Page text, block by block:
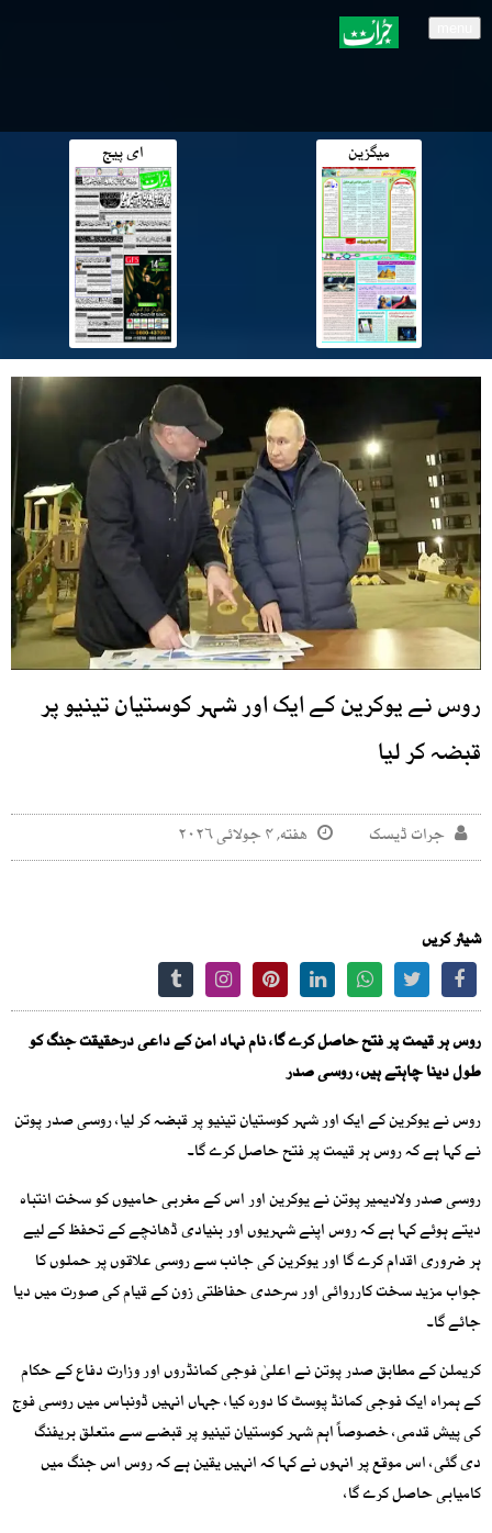
میگزین ای پیج
روس نے یوکرین کے ایک اور شہر کوستیان تینیو پر
قبضہ کر لیا
جرات ڈیسک هفته, ۴ جولائی ۲۰۲۶
شیئر کریں
روس ہر قیمت پر فتح حاصل کرے گا، نام نہاد امن کے داعی درحقیقت جنگ کو
طول دینا چاہتے ہیں، روسی صدر
روس نے یوکرین کے ایک اور شہر کوستیان تینیو پر قبضہ کر لیا، روسی صدر پوتن
نے کہا ہے کہ روس ہر قیمت پر فتح حاصل کرے گا۔
روسی صدر ولادیمیر پوتن نے یوکرین اور اس کے مغربی حامیوں کو سخت انتباہ
دیتے ہوئے کہا ہے کہ روس اپنے شہریوں اور بنیادی ڈھانچے کے تحفظ کے لیے
ہر ضروری اقدام کرے گا اور یوکرین کی جانب سے روسی علاقوں پر حملوں کا
جواب مزید سخت کارروائی اور سرحدی حفاظتی زون کے قیام کی صورت میں دیا
جائے گا۔
کریملن کے مطابق صدر پوتن نے اعلیٰ فوجی کمانڈروں اور وزارت دفاع کے حکام
کے ہمراہ ایک فوجی کمانڈ پوسٹ کا دورہ کیا، جہاں انہیں ڈونباس میں روسی فوج
کی پیش قدمی، خصوصاً اہم شہر کوستیان تینیو پر قبضے سے متعلق بریفنگ
دی گئی، اس موقع پر انہوں نے کہا کہ انہیں یقین ہے کہ روس اس جنگ میں
کامیابی حاصل کرے گا،